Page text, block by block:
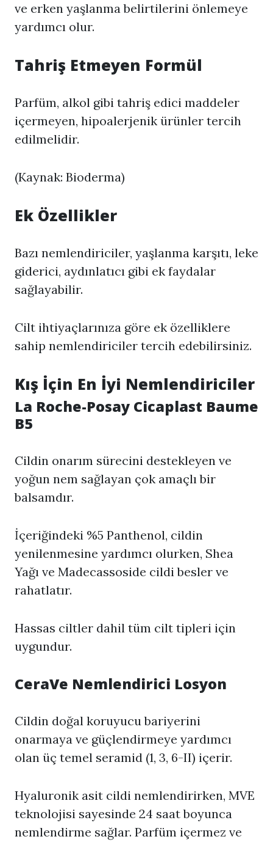
ve erken yaşlanma belirtilerini önlemeye
yardımcı olur.
Tahriş Etmeyen Formül
Parfüm, alkol gibi tahriş edici maddeler
içermeyen, hipoalerjenik ürünler tercih
edilmelidir.
(Kaynak: Bioderma)
Ek Özellikler
Bazı nemlendiriciler, yaşlanma karşıtı, leke
giderici, aydınlatıcı gibi ek faydalar
sağlayabilir.
Cilt ihtiyaçlarınıza göre ek özelliklere
sahip nemlendiriciler tercih edebilirsiniz.
Kış İçin En İyi Nemlendiriciler
La Roche-Posay Cicaplast Baume
B5
Cildin onarım sürecini destekleyen ve
yoğun nem sağlayan çok amaçlı bir
balsamdır.
İçeriğindeki %5 Panthenol, cildin
yenilenmesine yardımcı olurken, Shea
Yağı ve Madecassoside cildi besler ve
rahatlatır.
Hassas ciltler dahil tüm cilt tipleri için
uygundur.
CeraVe Nemlendirici Losyon
Cildin doğal koruyucu bariyerini
onarmaya ve güçlendirmeye yardımcı
olan üç temel seramid (1, 3, 6-II) içerir.
Hyaluronik asit cildi nemlendirirken, MVE
teknolojisi sayesinde 24 saat boyunca
nemlendirme sağlar. Parfüm içermez ve